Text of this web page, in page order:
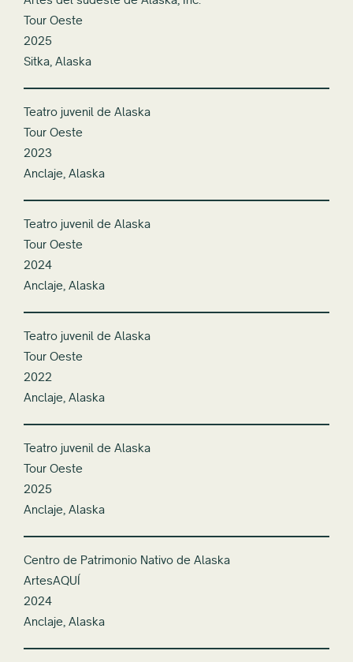
Tour Oeste
2025
Sitka, Alaska
Teatro juvenil de Alaska
Tour Oeste
2023
Anclaje, Alaska
Teatro juvenil de Alaska
Tour Oeste
2024
Anclaje, Alaska
Teatro juvenil de Alaska
Tour Oeste
2022
Anclaje, Alaska
Teatro juvenil de Alaska
Tour Oeste
2025
Anclaje, Alaska
Centro de Patrimonio Nativo de Alaska
ArtesAQUÍ
2024
Anclaje, Alaska